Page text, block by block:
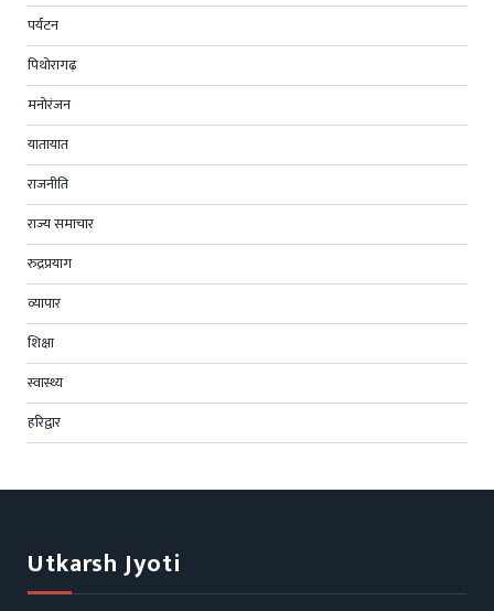
पर्यटन
पिथोरागढ़
मनोरंजन
यातायात
राजनीति
राज्य समाचार
रुद्रप्रयाग
व्यापार
शिक्षा
स्वास्थ्य
हरिद्वार
Utkarsh Jyoti